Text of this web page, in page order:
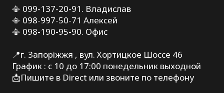
📳 099-137-20-91. Владислав
📳 098-997-50-71 Алексей
📳 098-190-95-90. Офис
📍г. Запоріжжя , вул. Хортицкое Шоссе 46
График : с 10 до 17:00 понедельник выходной
📩Пишите в Direct или звоните по телефону